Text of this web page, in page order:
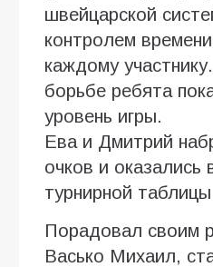
швейцарской
контролем
каждому
борьбе ребята
уровень игры.
Ева и Дмитрий
очков и оказались
турнирной
Порадовал своим
Васько Михаил,